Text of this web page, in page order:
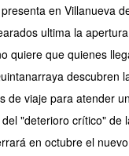
en Villanueva
ultima la
quiere que quienes
descubren
de viaje para atender
del "deterioro crítico" de
en octubre el